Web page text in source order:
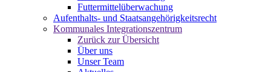
Futtermittelüberwachung
Aufenthalts- und Staatsangehörigkeitsrecht
Kommunales Integrationszentrum
Zurück zur Übersicht
Über uns
Unser Team